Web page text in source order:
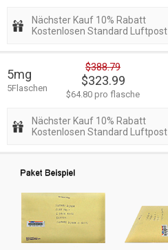
Nächster Kauf 10% Rabatt
Kostenlosen Standard Luftpost
5mg
5Flaschen
$388.79
$323.99
$64.80 pro flasche
Nächster Kauf 10% Rabatt
Kostenlosen Standard Luftpost